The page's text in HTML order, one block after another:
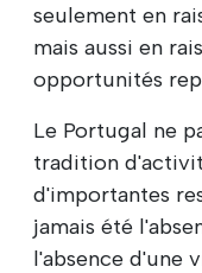
seulement en
mais aussi en
opportunités
Le Portugal ne
tradition
d'importantes
jamais été
l'absence d'une